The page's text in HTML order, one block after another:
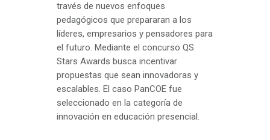
través de nuevos enfoques
pedagógicos que prepararan a los
líderes, empresarios y pensadores para
el futuro. Mediante el concurso QS
Stars Awards busca incentivar
propuestas que sean innovadoras y
escalables. El caso PanCOE fue
seleccionado en la categoría de
innovación en educación presencial.